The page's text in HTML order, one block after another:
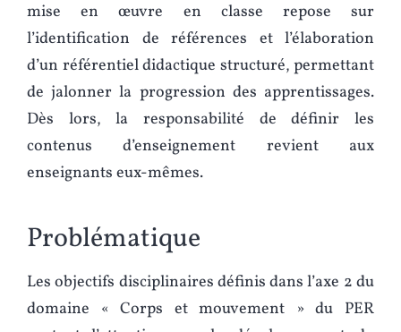
mise en œuvre en classe repose sur
l’identification de références et l’élaboration
d’un référentiel didactique structuré, permettant
de jalonner la progression des apprentissages.
Dès lors, la responsabilité de définir les
contenus d’enseignement revient aux
enseignants eux-mêmes.
Problématique
Les objectifs disciplinaires définis dans l’axe 2 du
domaine « Corps et mouvement » du PER